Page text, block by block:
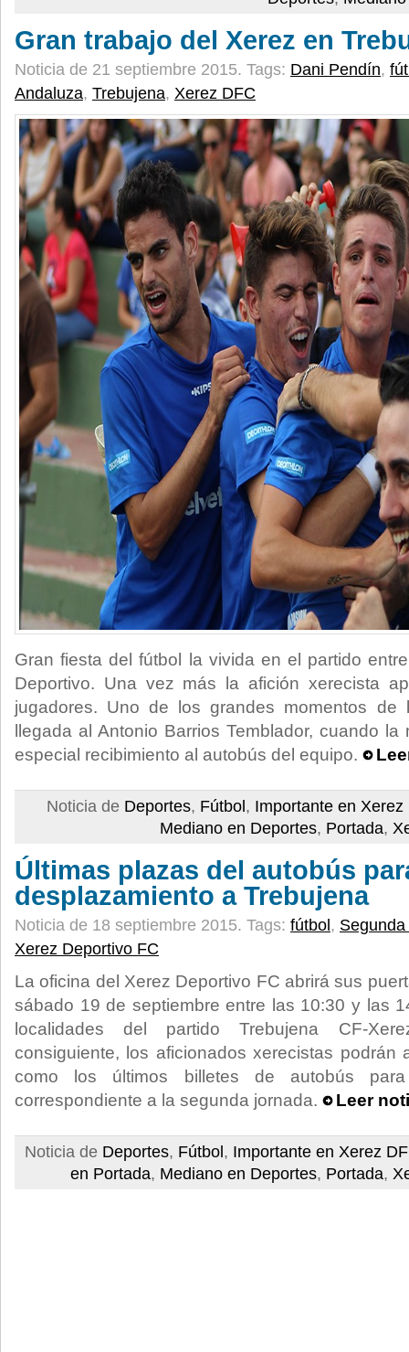
Gran trabajo del Xerez en
Noticia de 21 septiembre 2015. Tags: Dani Pendín,
Andaluza, Trebujena, Xerez DFC
Gran fiesta del fútbol la vivida en el partido
Deportivo. Una vez más la afición xerecista
jugadores. Uno de los grandes momentos
llegada al Antonio Barrios Temblador, cuando
especial recibimiento al autobús del equipo.
Noticia de Deportes, Fútbol , Importante en Xerez
Mediano en Deportes, Portada,
Últimas plazas del autobús
desplazamiento a Trebujena
Noticia de 18 septiembre 2015. Tags: fútbol ,
Xerez Deportivo FC
La oficina del Xerez Deportivo FC abrirá sus
sábado 19 de septiembre entre las 10:30 y las
localidades del partido Trebujena CF-
consiguiente, los aficionados xerecistas podrán
como los últimos billetes de autobús
correspondiente a la segunda jornada.
Leer
Noticia de Deportes, Fútbol , Importante en Xerez
en Portada, Mediano en Deportes, Portada,